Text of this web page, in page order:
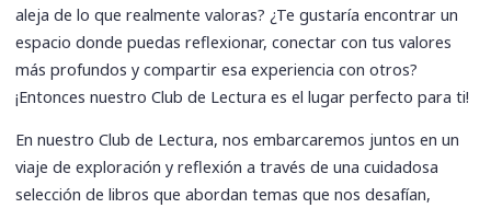
aleja de lo que realmente valoras? ¿Te gustaría encontrar un
espacio donde puedas reflexionar, conectar con tus valores
más profundos y compartir esa experiencia con otros?
¡Entonces nuestro Club de Lectura es el lugar perfecto para ti!
En nuestro Club de Lectura, nos embarcaremos juntos en un
viaje de exploración y reflexión a través de una cuidadosa
selección de libros que abordan temas que nos desafían,